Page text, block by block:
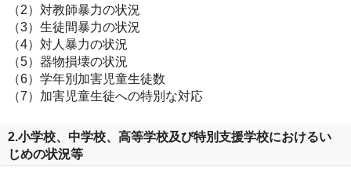
（2）対教師暴力の状況
（3）生徒間暴力の状況
（4）対人暴力の状況
（5）器物損壊の状況
（6）学年別加害児童生徒数
（7）加害児童生徒への特別な対応
2.小学校、中学校、高等学校及び特別支援学校におけるい
じめの状況等